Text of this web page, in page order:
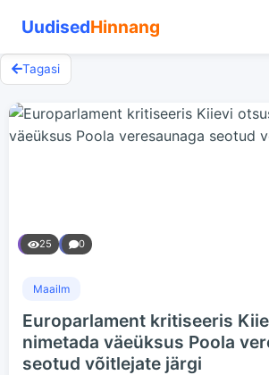
UudisedHinnang
Tagasi
25 0
Maailm
Europarlament kritiseeris
nimetada väeüksus Poola
seotud võitlejate järgi